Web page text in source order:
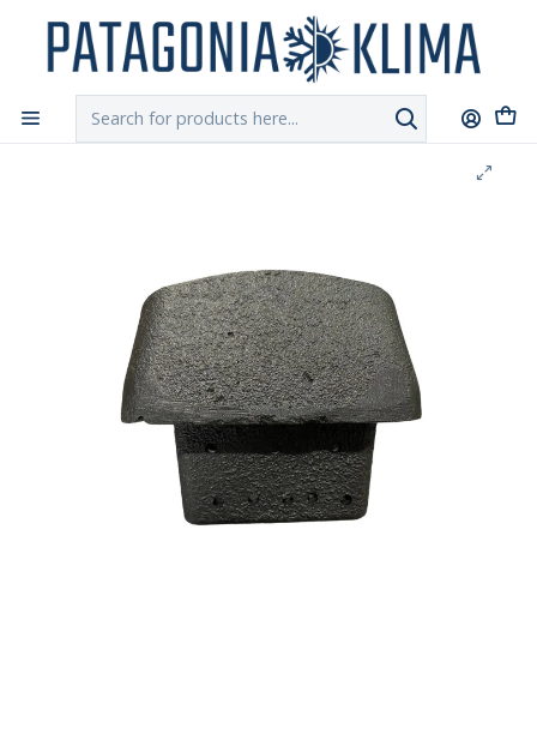
Chilexpress
Home Repuestos Estufa Pellet
Brasero Crisol Estufa Pellet Yunque Alaska - Roma